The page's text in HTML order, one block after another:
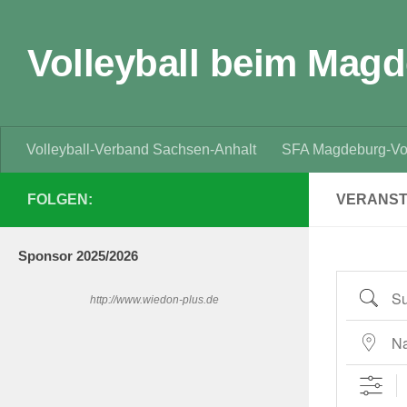
Volleyball beim
Volleyball-Verband Sachsen-Anhalt SFA Magdeburg-
Suche
Nahe ...
FOLGEN:
Sponsor 2025/2026
http://www.wiedon-plus.de